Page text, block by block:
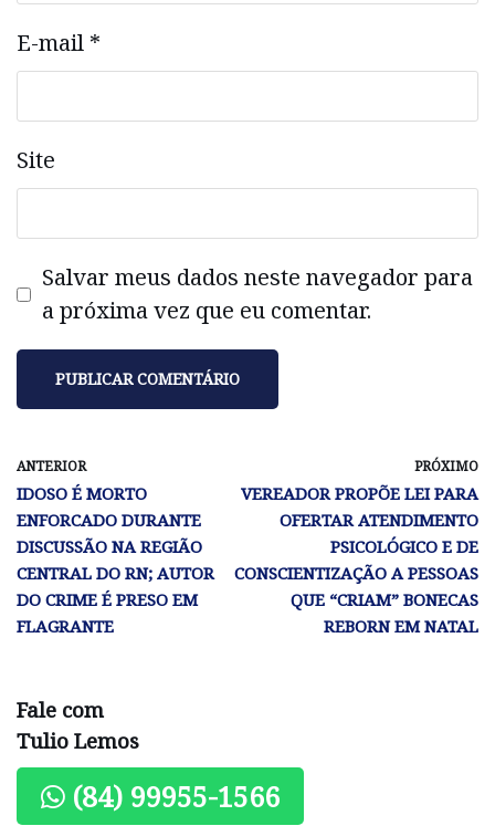
E-mail *
Site
Salvar meus dados neste navegador para
a próxima vez que eu comentar.
ANTERIOR
IDOSO É MORTO
ENFORCADO DURANTE
DISCUSSÃO NA REGIÃO
CENTRAL DO RN; AUTOR
DO CRIME É PRESO EM
FLAGRANTE
PRÓXIMO
VEREADOR PROPÕE LEI PARA
OFERTAR ATENDIMENTO
PSICOLÓGICO E DE
CONSCIENTIZAÇÃO A PESSOAS
QUE “CRIAM” BONECAS
REBORN EM NATAL
Fale com
Tulio Lemos
(84) 99955-1566